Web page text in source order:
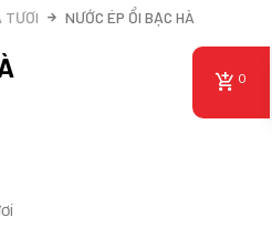
TƯƠI NƯỚC ÉP ỔI BẠC HÀ
0